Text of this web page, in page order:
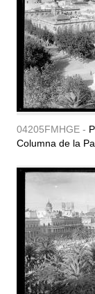
04205FMHGE -
Columna de la